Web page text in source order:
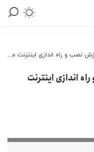
اندازی اینترنت ماهواره ای استارلینک
اندازی اینترنت